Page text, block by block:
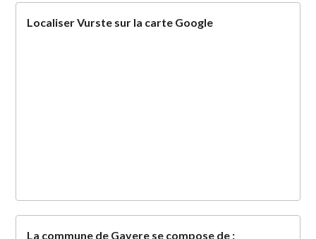
Localiser Vurste sur la carte Google
La commune de Gavere se compose de :